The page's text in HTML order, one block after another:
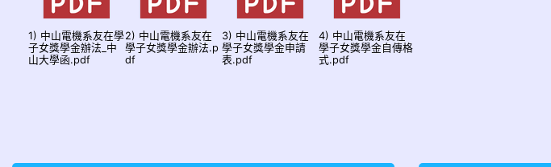
1) 中山電機系友在學
子女獎學金辦法_中
山大學函.pdf
2) 中山電機系友在
學子女獎學金辦法.p
df
3) 中山電機系友在
學子女獎學金申請
表.pdf
4) 中山電機系友在
學子女獎學金自傳格
式.pdf